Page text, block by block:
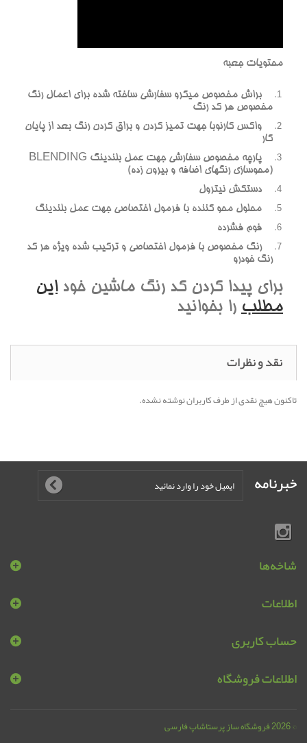
محتويات جعبه
براش مخصوص ميکرو سفارشي ساخته شده براي اعمال رنگ
مخصوص هر کد رنگ
واکس کارنوبا جهت تميز کردن و براق کردن رنگ بعد از پايان
کار
پارچه مخصوص سفارشي جهت عمل بلندينگ BLENDING
(محوسازي رنگهاي اضافه و بيرون زده)
دستکش نيترول
محلول محو کننده با فرمول اختصاصي جهت عمل بلندينگ
فوم فشرده
رنگ مخصوص با فرمول اختصاصي و ترکيب شده ويژه هر کد
رنگ خودرو
براي پيدا کردن کد رنگ ماشين خوداين
مطلب را بخوانيد
نقد و نظرات
تاکنون هیچ نقدی از طرف کاربران نوشته نشده.
خبرنامه
شاخه‌ها
اطلاعات
© 2026 فروشگاه ساز پرستاشاپ فارسی
حساب کاربری
اطلاعات فروشگاه